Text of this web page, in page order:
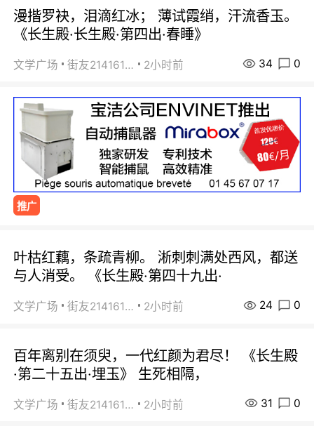
漫揩罗袂，泪滴红冰； 薄试霞绡，汗流香玉。
《长生殿·长生殿·第四出·春睡》
文学广场 街友21416156 2小时前 34 0
推广
叶枯红藕，条疏青柳。 淅刺刺满处西风，都送
与人消受。 《长生殿·第四十九出·
文学广场 街友21416156 2小时前 24 0
百年离别在须臾，一代红颜为君尽！ 《长生殿
·第二十五出·埋玉》 生死相隔，
文学广场 街友21416156 2小时前 31 0